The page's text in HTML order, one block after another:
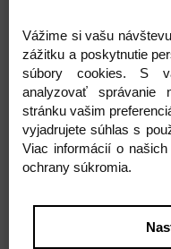
4,44 € ( bez DPH )
5,46 € +
Vážime si vašu
zážitku a poskytnutie
súbory cookies. S
analyzovať správanie
stránku vašim
vyjadrujete súhlas s
Viac informácií o
ochrany súkromia.